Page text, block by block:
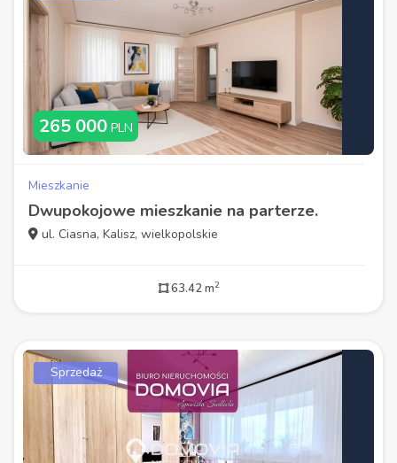
265 000 PLN
Mieszkanie
Dwupokojowe mieszkanie na parterze.
ul. Ciasna, Kalisz, wielkopolskie
63.42 m2
Sprzedaż